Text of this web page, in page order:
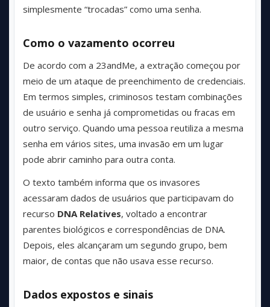
simplesmente “trocadas” como uma senha.
Como o vazamento ocorreu
De acordo com a 23andMe, a extração começou por
meio de um ataque de preenchimento de credenciais.
Em termos simples, criminosos testam combinações
de usuário e senha já comprometidas ou fracas em
outro serviço. Quando uma pessoa reutiliza a mesma
senha em vários sites, uma invasão em um lugar
pode abrir caminho para outra conta.
O texto também informa que os invasores
acessaram dados de usuários que participavam do
recurso DNA Relatives, voltado a encontrar
parentes biológicos e correspondências de DNA.
Depois, eles alcançaram um segundo grupo, bem
maior, de contas que não usava esse recurso.
Dados expostos e sinais